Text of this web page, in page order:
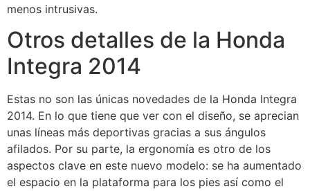
menos intrusivas.
Otros detalles de la Honda
Integra 2014
Estas no son las únicas novedades de la Honda Integra
2014. En lo que tiene que ver con el diseño, se aprecian
unas líneas más deportivas gracias a sus ángulos
afilados. Por su parte, la ergonomía es otro de los
aspectos clave en este nuevo modelo: se ha aumentado
el espacio en la plataforma para los pies así como el